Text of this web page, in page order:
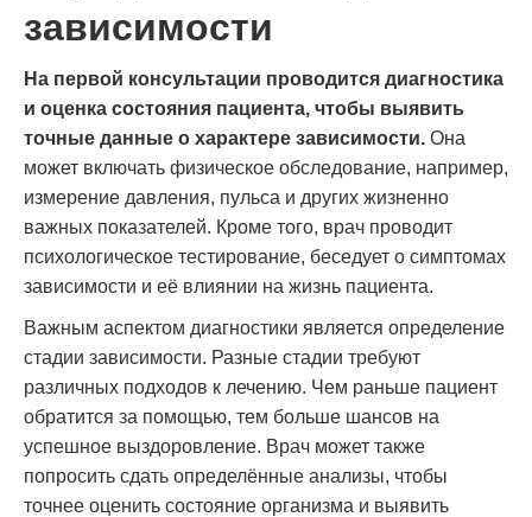
зависимости
На первой консультации проводится диагностика
и оценка состояния пациента, чтобы выявить
точные данные о характере зависимости. Она
может включать физическое обследование, например,
измерение давления, пульса и других жизненно
важных показателей. Кроме того, врач проводит
психологическое тестирование, беседует о симптомах
зависимости и её влиянии на жизнь пациента.
Важным аспектом диагностики является определение
стадии зависимости. Разные стадии требуют
различных подходов к лечению. Чем раньше пациент
обратится за помощью, тем больше шансов на
успешное выздоровление. Врач может также
попросить сдать определённые анализы, чтобы
точнее оценить состояние организма и выявить